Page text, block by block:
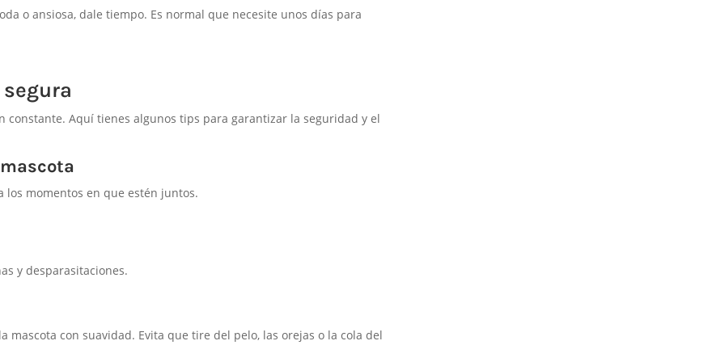
o ansiosa, dale tiempo. Es normal que necesite unos días para
constante. Aquí tienes algunos tips para garantizar la seguridad y el
los momentos en que estén juntos.
y desparasitaciones.
con suavidad. Evita que tire del pelo, las orejas o la cola del